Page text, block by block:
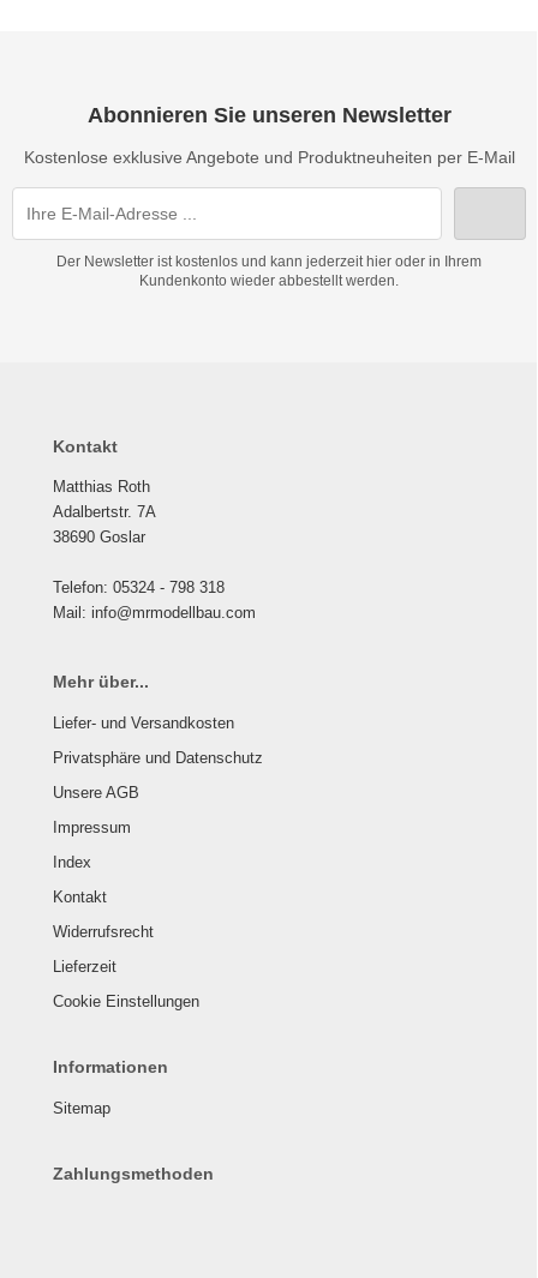
Abonnieren Sie unseren Newsletter
Kostenlose exklusive Angebote und Produktneuheiten per E-Mail
Der Newsletter ist kostenlos und kann jederzeit hier oder in Ihrem
Kundenkonto wieder abbestellt werden.
Kontakt
Matthias Roth
Adalbertstr. 7A
38690 Goslar
Telefon: 05324 - 798 318
Mail: info@mrmodellbau.com
Mehr über...
Liefer- und Versandkosten
Privatsphäre und Datenschutz
Unsere AGB
Impressum
Index
Kontakt
Widerrufsrecht
Lieferzeit
Cookie Einstellungen
Informationen
Sitemap
Zahlungsmethoden